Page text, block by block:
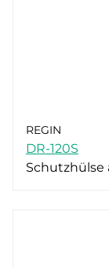
REGIN
DR-120S
Schutzhülse